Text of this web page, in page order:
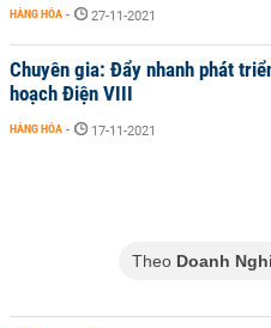
HÀNG HÓA - 27-11-2021
Chuyên gia: Đẩy nhanh phát
hoạch Điện VIII
HÀNG HÓA - 17-11-2021
Theo Doanh